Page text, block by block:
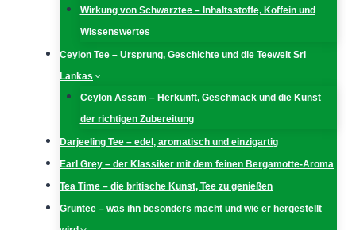
Wirkung von Schwarztee – Inhaltsstoffe, Koffein und
Wissenswertes
Ceylon Tee – Ursprung, Geschichte und die Teewelt Sri
Lankas
Ceylon Assam – Herkunft, Geschmack und die Kunst
der richtigen Zubereitung
Darjeeling Tee – edel, aromatisch und einzigartig
Earl Grey – der Klassiker mit dem feinen Bergamotte-Aroma
Tea Time – die britische Kunst, Tee zu genießen
Grüntee – was ihn besonders macht und wie er hergestellt